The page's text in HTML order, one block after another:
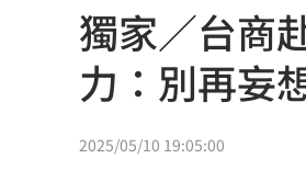
選手一開口驚豔
蔡英文助攻蘇巧慧
中企署攜3科技公
獨家／台商
力：別再妄
2025/05/10 19:05:00